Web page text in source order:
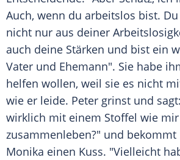
Auch, wenn du arbeitslos bist.
nicht nur aus deiner
auch deine Stärken und bist ein
Vater und Ehemann". Sie habe
helfen wollen, weil sie es nicht
wie er leide. Peter grinst und
wirklich mit einem Stoffel wie
zusammenleben?" und
Monika einen Kuss. "Vielleicht